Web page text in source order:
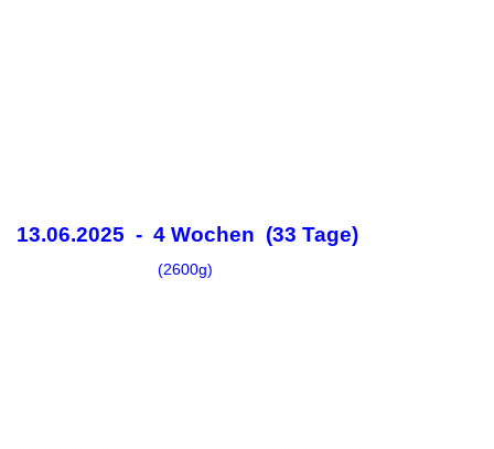
13.06.2025 - 4 Wochen (33 Tage)
(2600g)